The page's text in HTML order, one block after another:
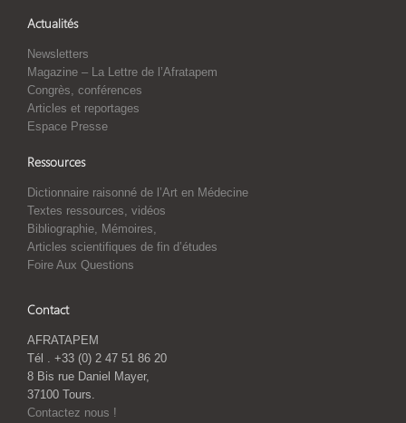
Actualités
Newsletters
Magazine – La Lettre de l’Afratapem
Congrès, conférences
Articles et reportages
Espace Presse
Ressources
Dictionnaire raisonné de l’Art en Médecine
Textes ressources, vidéos
Bibliographie, Mémoires,
Articles scientifiques de fin d’études
Foire Aux Questions
Contact
AFRATAPEM
Tél . +33 (0) 2 47 51 86 20
8 Bis rue Daniel Mayer,
37100 Tours.
Contactez nous !